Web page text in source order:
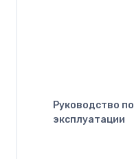
Руководство по
эксплуатации